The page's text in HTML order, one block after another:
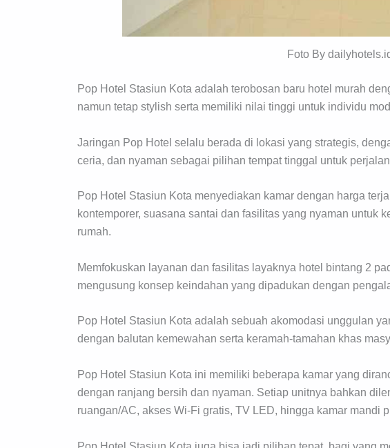
Foto By
Pop Hotel Stasiun Kota adalah terobosan baru hotel murah
namun tetap stylish serta memiliki nilai tinggi untuk individu
Jaringan Pop Hotel selalu berada di lokasi yang strategis,
ceria, dan nyaman sebagai pilihan tempat tinggal untuk
Pop Hotel Stasiun Kota menyediakan kamar dengan harga
kontemporer, suasana santai dan fasilitas yang nyaman untuk
rumah.
Memfokuskan layanan dan fasilitas layaknya hotel bintang 2
mengusung konsep keindahan yang dipadukan dengan
Pop Hotel Stasiun Kota adalah sebuah akomodasi unggulan
dengan balutan kemewahan serta keramah-tamahan khas
Pop Hotel Stasiun Kota ini memiliki beberapa kamar yang
dengan ranjang bersih dan nyaman. Setiap unitnya bahkan
ruangan/AC, akses Wi-Fi gratis, TV LED, hingga kamar mandi